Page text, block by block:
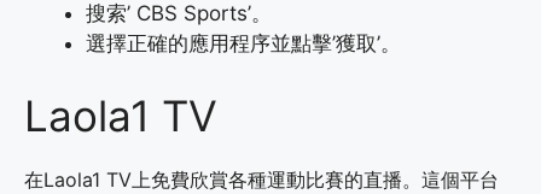
搜索’ CBS Sports’。
選擇正確的應用程序並點擊’獲取’。
Laola1 TV
在Laola1 TV上免費欣賞各種運動比賽的直播。這個平台